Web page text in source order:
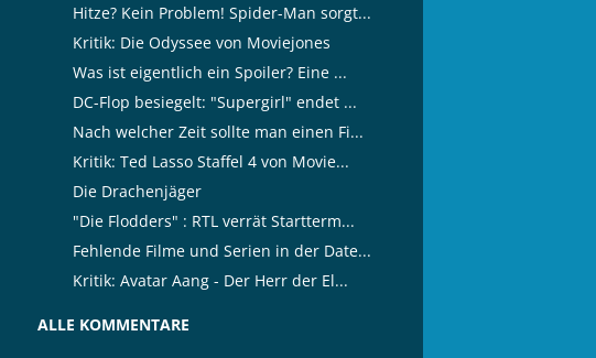
Hitze? Kein Problem! Spider-Man sorgt...
Kritik: Die Odyssee von Moviejones
Was ist eigentlich ein Spoiler? Eine ...
DC-Flop besiegelt: "Supergirl" endet ...
Nach welcher Zeit sollte man einen Fi...
Kritik: Ted Lasso Staffel 4 von Movie...
Die Drachenjäger
"Die Flodders" : RTL verrät Startterm...
Fehlende Filme und Serien in der Date...
Kritik: Avatar Aang - Der Herr der El...
ALLE KOMMENTARE